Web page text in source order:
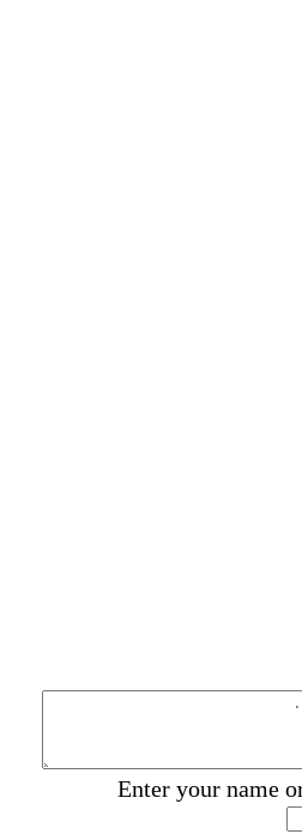
Enter your name